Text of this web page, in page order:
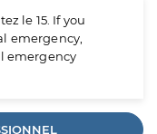
le 15. If you
emergency,
emergency